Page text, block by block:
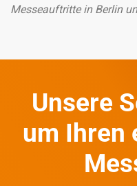
Messeauftritte in Berlin
Unsere
um Ihren